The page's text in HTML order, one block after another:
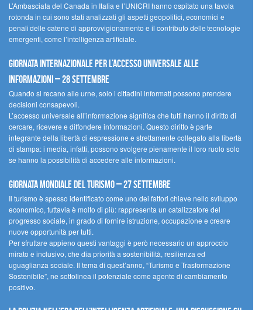
L’Ambasciata del Canada in Italia e l’UNICRI hanno ospitato una tavola
rotonda in cui sono stati analizzati gli aspetti geopolitici, economici e
penali delle catene di approvvigionamento e il contributo delle tecnologie
emergenti, come l’intelligenza artificiale.
Giornata internazionale per l’accesso universale alle
informazioni – 28 settembre
Quando si recano alle urne, solo i cittadini informati possono prendere
decisioni consapevoli.
L’accesso universale all’informazione significa che tutti hanno il diritto di
cercare, ricevere e diffondere informazioni. Questo diritto è parte
integrante della libertà di espressione e strettamente collegato alla libertà
di stampa: i media, infatti, possono svolgere pienamente il loro ruolo solo
se hanno la possibilità di accedere alle informazioni.
Giornata mondiale del turismo – 27 settembre
Il turismo è spesso identificato come uno dei fattori chiave nello sviluppo
economico, tuttavia è molto di più: rappresenta un catalizzatore del
progresso sociale, in grado di fornire istruzione, occupazione e creare
nuove opportunità per tutti.
Per sfruttare appieno questi vantaggi è però necessario un approccio
mirato e inclusivo, che dia priorità a sostenibilità, resilienza ed
uguaglianza sociale. Il tema di quest’anno, “Turismo e Trasformazione
Sostenibile”, ne sottolinea il potenziale come agente di cambiamento
positivo.